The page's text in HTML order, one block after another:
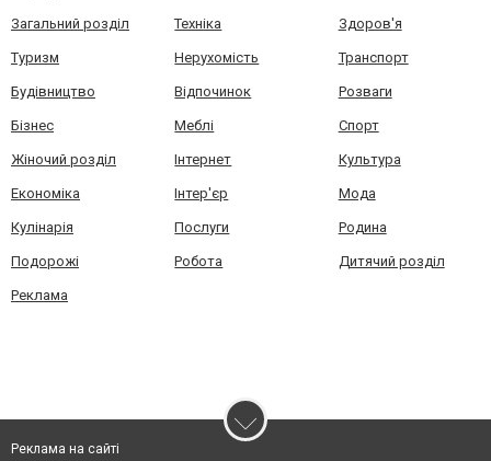
Загальний розділ Техніка Здоров'я
Туризм Нерухомість Транспорт
Будівництво Відпочинок Розваги
Бізнес Меблі Спорт
Жіночий розділ Інтернет Культура
Економіка Інтер'єр Мода
Кулінарія Послуги Родина
Подорожі Робота Дитячий розділ
Реклама
Реклама на сайті